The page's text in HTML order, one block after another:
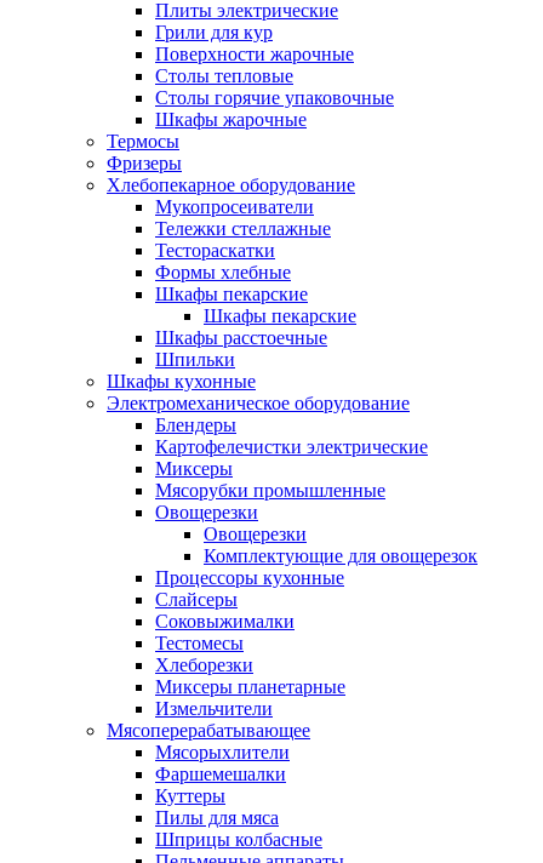
Плиты электрические
Грили для кур
Поверхности жарочные
Столы тепловые
Столы горячие упаковочные
Шкафы жарочные
Термосы
Фризеры
Хлебопекарное оборудование
Мукопросеиватели
Тележки стеллажные
Тестораскатки
Формы хлебные
Шкафы пекарские
Шкафы пекарские
Шкафы расстоечные
Шпильки
Шкафы кухонные
Электромеханическое оборудование
Блендеры
Картофелечистки электрические
Миксеры
Мясорубки промышленные
Овощерезки
Овощерезки
Комплектующие для овощерезок
Процессоры кухонные
Слайсеры
Соковыжималки
Тестомесы
Хлеборезки
Миксеры планетарные
Измельчители
Мясоперерабатывающее
Мясорыхлители
Фаршемешалки
Куттеры
Пилы для мяса
Шприцы колбасные